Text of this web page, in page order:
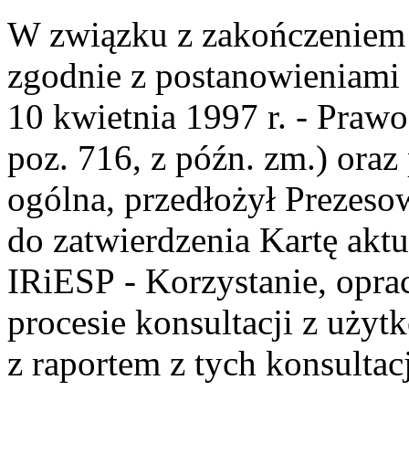
W związku z
zgodnie z
10 kwietnia 1997 r. -
poz. 716, z późn. zm.)
ogólna, przedłożył
do zatwierdzenia Kartę
IRiESP - Korzystanie,
procesie konsultacji z
z raportem z tych